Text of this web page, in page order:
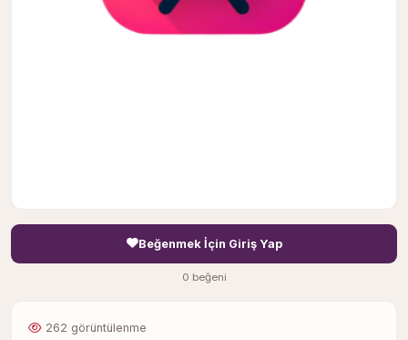
Beğenmek İçin Giriş Yap
0 beğeni
262 görüntülenme